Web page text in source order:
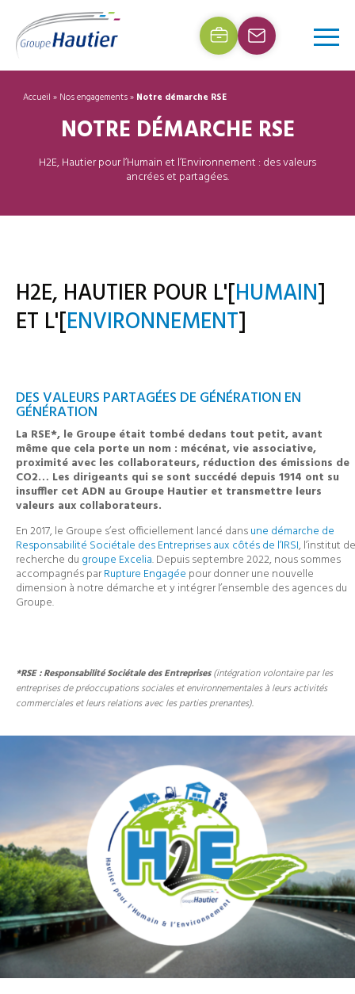
Accueil » Nos engagements» Notre démarche RSE
NOTRE DÉMARCHE RSE
H2E, Hautier pour l’Humain et l’Environnement : des valeurs
ancrées et partagées.
H2E, HAUTIER POUR L'[HUMAIN]
ET L'[ENVIRONNEMENT]
DES VALEURS PARTAGÉES DE GÉNÉRATION EN
GÉNÉRATION
La RSE*, le Groupe était tombé dedans tout petit, avant
même que cela porte un nom : mécénat, vie associative,
proximité avec les collaborateurs, réduction des émissions de
CO2… Les dirigeants qui se sont succédé depuis 1914 ont su
insuffler cet ADN au Groupe Hautier et transmettre leurs
valeurs aux collaborateurs.
En 2017, le Groupe s’est officiellement lancé dansune démarche de
Responsabilité Sociétale des Entreprises aux côtés de l’IRSI, l’institut de
recherche du groupe Excelia. Depuis septembre 2022, nous sommes
accompagnés parRupture Engagée pour donner une nouvelle
dimension à notre démarche et y intégrer l’ensemble des agences du
Groupe.
*RSE : Responsabilité Sociétale des Entreprises(intégration volontaire par les
entreprises de préoccupations sociales et environnementales à leurs activités
commerciales et leurs relations avec les parties prenantes).